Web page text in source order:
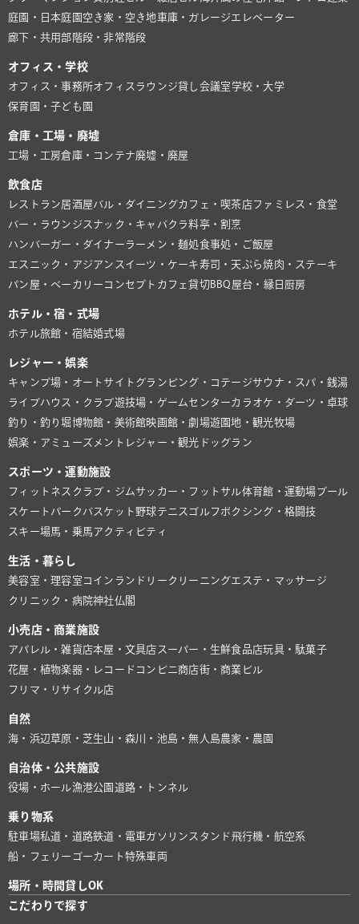
庭園・日本庭園 空き家・空き地 車庫・ガレージ エレベーター
廊下・共用部 階段・非常階段
オフィス・学校
オフィス・事務所オフィスラウンジ貸し会議室学校・大学
保育園・子ども園
倉庫・工場・廃墟
工場・工房倉庫・コンテナ廃墟・廃屋
飲食店
レストラン居酒屋バル・ダイニングカフェ・喫茶店ファミレス・食堂
バー・ラウンジ スナック・キャバクラ料亭・割烹
ハンバーガー・ダイナーラーメン・麺処食事処・ご飯屋
エスニック・アジアン スイーツ・ケーキ寿司・天ぷら焼肉・ステーキ
パン屋・ベーカリー コンセプトカフェ貸切BBQ 屋台・縁日 厨房
ホテル・宿・式場
ホテル旅館・宿結婚式場
レジャー・娯楽
キャンプ場・オートサイト グランピング・コテージサウナ・スパ・銭湯
ライブハウス・クラブ遊技場・ゲームセンターカラオケ・ダーツ・卓球
釣り・釣り堀博物館・美術館映画館・劇場遊園地・観光牧場
娯楽・アミューズメント レジャー・観光 ドッグラン
スポーツ・運動施設
フィットネスクラブ・ジム サッカー・フットサル体育館・運動場プール
スケートパーク バスケット 野球テニス ゴルフ ボクシング・格闘技
スキー場馬・乗馬アクティビティ
生活・暮らし
美容室・理容室 コインランドリー クリーニングエステ・マッサージ
クリニック・病院神社仏閣
小売店・商業施設
アパレル・雑貨店本屋・文具店 スーパー・生鮮食品店玩具・駄菓子
花屋・植物楽器・レコード コンビニ商店街・商業ビル
フリマ・リサイクル店
自然
海・浜辺 草原・芝生山・森川・池島・無人島農家・農園
自治体・公共施設
役場・ホール漁港公園 道路・トンネル
乗り物系
駐車場私道・道路鉄道・電車 ガソリンスタンド 飛行機・航空系
船・フェリー ゴーカート特殊車両
場所・時間貸しOK
こだわりで探す